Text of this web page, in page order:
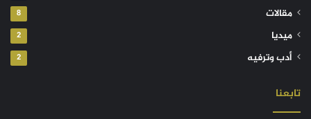
مقالات 8
ميديا 2
أدب وترفيه 2
تابعنا